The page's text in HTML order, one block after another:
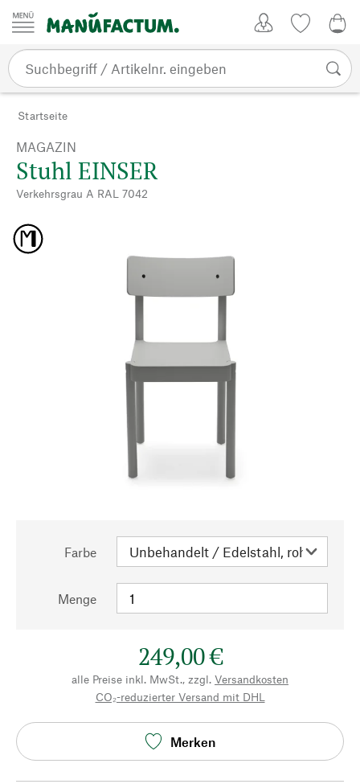
Zum Inhalt springen
Startseite
MAGAZIN
Stuhl EINSER
Verkehrsgrau A RAL 7042
Farbe
Menge
249,00 €
alle Preise inkl. MwSt., zzgl. Versandkosten
CO₂-reduzierter Versand mit DHL
Merken